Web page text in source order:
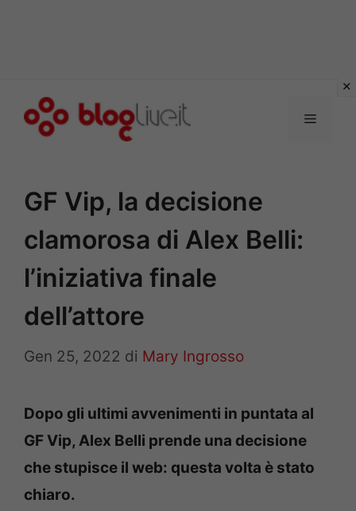
Menu
GF Vip, la decisione
clamorosa di Alex Belli:
l’iniziativa finale
dell’attore
Gen 25, 2022 di Mary Ingrosso
Dopo gli ultimi avvenimenti in puntata al
GF Vip, Alex Belli prende una decisione
che stupisce il web: questa volta è stato
chiaro.